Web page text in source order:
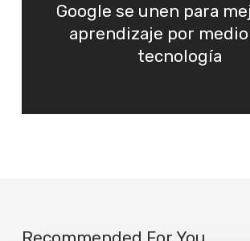
Google se unen para
aprendizaje por
tecnología